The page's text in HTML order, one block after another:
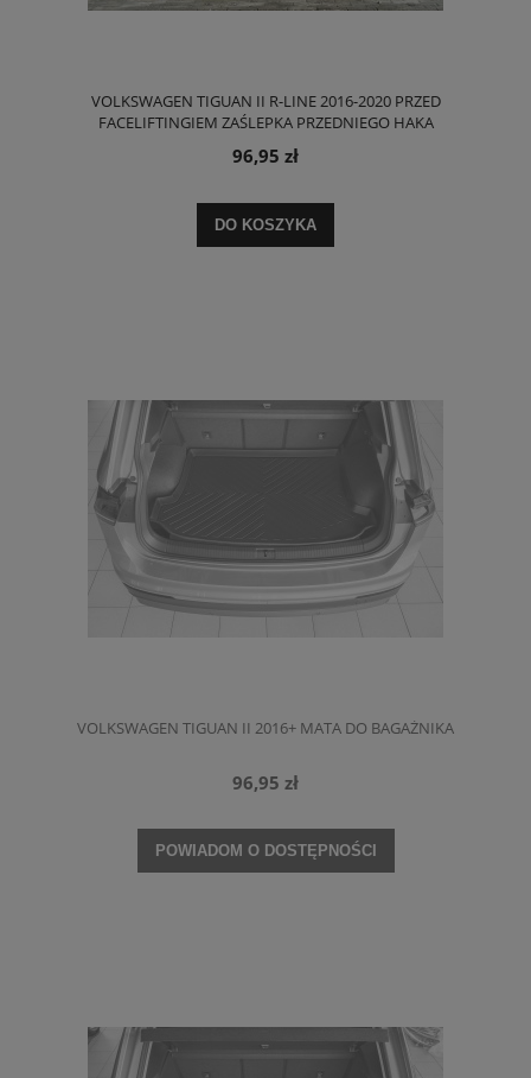
VOLKSWAGEN TIGUAN II R-LINE 2016-2020 PRZED
FACELIFTINGIEM ZAŚLEPKA PRZEDNIEGO HAKA
HOLOWNICZEGO 5NA807241A / 5NA807155
96,95 zł
DO KOSZYKA
VOLKSWAGEN TIGUAN II 2016+ MATA DO BAGAŻNIKA
96,95 zł
POWIADOM O DOSTĘPNOŚCI